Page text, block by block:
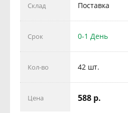
Склад Поставка
Срок 0-1 День
Кол-во 42 шт.
Цена 588 р.